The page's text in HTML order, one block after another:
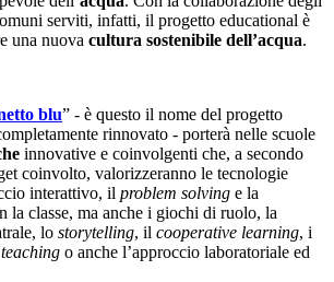
serviti, infatti, il progetto educational è
una nuova cultura sostenibile dell’acqua.
blu” - è questo il nome del progetto
rinnovato - porterà nelle scuole
innovative e coinvolgenti che, a secondo
coinvolto, valorizzeranno le tecnologie
interattivo, il problem solving e la
la classe, ma anche i giochi di ruolo, la
lo storytelling, il cooperative learning, i
o anche l’approccio laboratoriale ed